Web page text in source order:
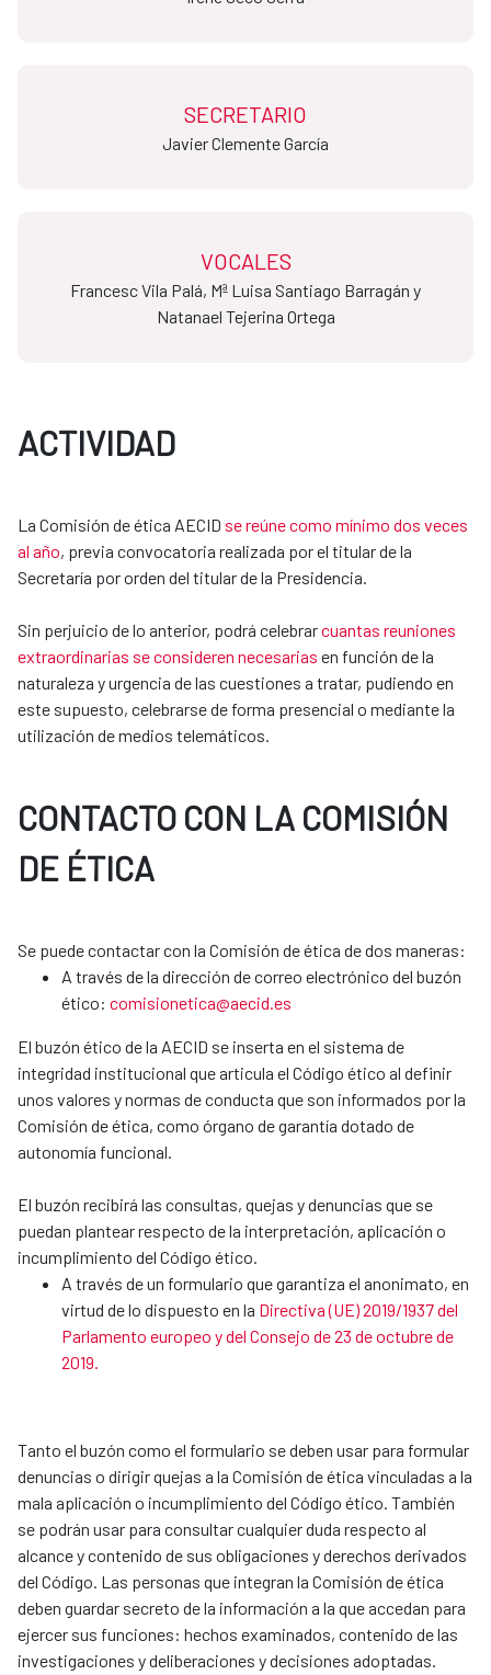
SECRETARIO
​​​​​​​Javier Clemente García
VOCALES
Francesc Vila Palá, Mª Luisa Santiago Barragán y
Natanael Tejerina Ortega
ACTIVIDAD
La Comisión de ética AECID se reúne como mínimo dos veces
al año, previa convocatoria realizada por el titular de la
Secretaría por orden del titular de la Presidencia.
Sin perjuicio de lo anterior, podrá celebrarcuantas reuniones
extraordinarias se consideren necesarias en función de la
naturaleza y urgencia de las cuestiones a tratar, pudiendo en
este supuesto, celebrarse de forma presencial o mediante la
utilización de medios telemáticos.
CONTACTO CON LA COMISIÓN
DE ÉTICA
​​​​​​​Se puede contactar con la Comisión de ética de dos maneras:
A través de la dirección de correo electrónico del buzón
ético: comisionetica@aecid.es
El buzón ético de la AECID se inserta en el sistema de
integridad institucional que articula el Código ético al definir
unos valores y normas de conducta que son informados por la
Comisión de ética, como órgano de garantía dotado de
autonomía funcional.
El buzón recibirá las consultas, quejas y denuncias que se
puedan plantear respecto de la interpretación, aplicación o
incumplimiento del Código ético.
A través de un formulario que garantiza el anonimato, en
virtud de lo dispuesto en la Directiva (UE) 2019/1937 del
Parlamento europeo y del Consejo de 23 de octubre de
2019.
Tanto el buzón como el formulario se deben usar para formular
denuncias o dirigir quejas a la Comisión de ética vinculadas a la
mala aplicación o incumplimiento del Código ético. También
se podrán usar para consultar cualquier duda respecto al
alcance y contenido de sus obligaciones y derechos derivados
del Código. Las personas que integran la Comisión de ética
deben guardar secreto de la información a la que accedan para
ejercer sus funciones: hechos examinados, contenido de las
investigaciones y deliberaciones y decisiones adoptadas.